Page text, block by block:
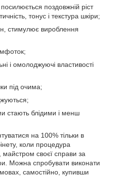
поздовжній ріст
тонус і текстура шкіри;
стимулює вироблення
і омолоджуючі властивості
під очима;
стають блідими і менш
на 100% тільки в
коли процедура
своєї справи за
Можна спробувати виконати
самостійно, купивши